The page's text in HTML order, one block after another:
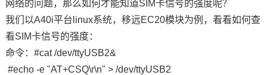
淘宝商城
新闻中心
技术论坛
网络的问题，那么如何才能知道SIM卡信号的强度呢？
我们以A40i平台linux系统，移远EC20模块为例，看看如何查
看SIM卡信号的强度：
命令：#cat /dev/ttyUSB2&
#echo -e "AT+CSQ\r\n" > /dev/ttyUSB2